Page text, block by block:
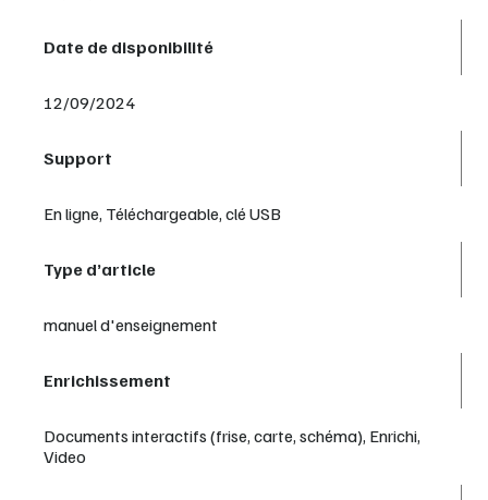
Date de disponibilité
12/09/2024
Support
En ligne, Téléchargeable, clé USB
Type d’article
manuel d'enseignement
Enrichissement
Documents interactifs (frise, carte, schéma), Enrichi,
Video